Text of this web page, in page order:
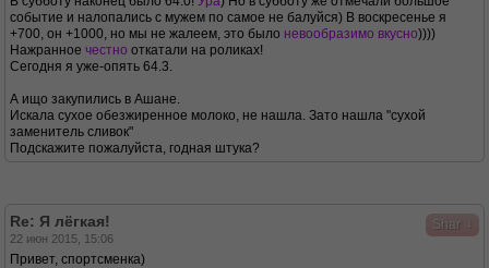
событие и налопались с мужем по самое не балуйся) В воскресенье я
+700, он +1000, но мы не жалеем, это было невообразимо вкусно))))
Нажранное честно откатали на роликах!
Сегодня я уже-опять 64.3.
А ищо закупились в Ашане.
Искала сухое обезжиренное молоко, не нашла. Зато нашла "сухой
заменитель сливок"
Подскажите пожалуйста, годная штука?
Shar
Re: Я лёгкая!
22 июн 2015, 15:06
Привет, спортсменка)